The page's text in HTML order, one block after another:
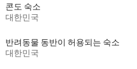
콘도 숙소
대한민국
반려동물 동반이 허용되는 숙소
대한민국